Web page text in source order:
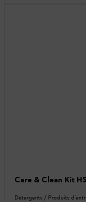
Care & Clean Kit
Détergents / Produits